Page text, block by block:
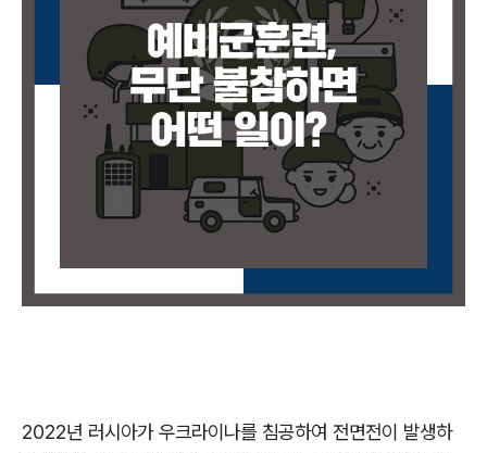
2022년 러시아가 우크라이나를 침공하여 전면전이 발생하